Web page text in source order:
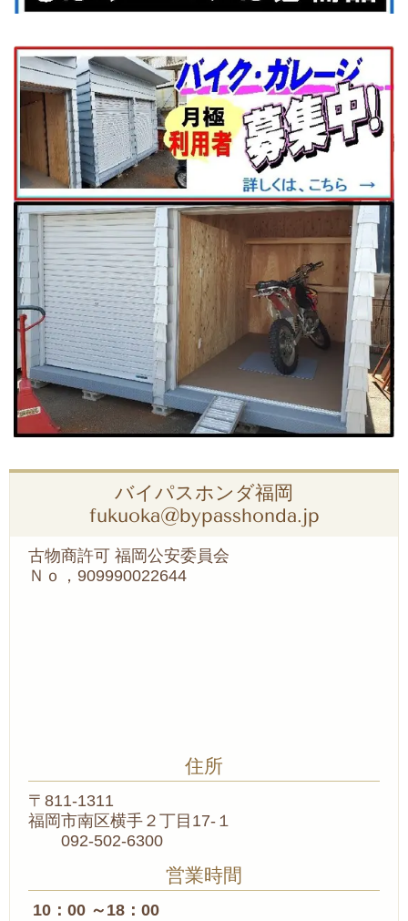
バイパスホンダ福岡
fukuoka@bypasshonda.jp
古物商許可 福岡公安委員会
Ｎｏ，909990022644
住所
〒811-1311
福岡市南区横手２丁目17-１
092-502-6300
営業時間
10：00 ～18：00